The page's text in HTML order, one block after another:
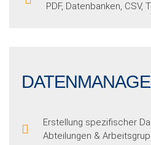
PDF, Datenbanken, CSV,
Erstellung spezifischer
Abteilungen &